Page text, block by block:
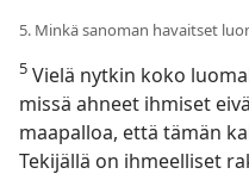
5. Minkä sanoman havaitset
5 Vielä nytkin koko
missä ahneet ihmiset
maapalloa, että tämän
Tekijällä on ihmeelliset